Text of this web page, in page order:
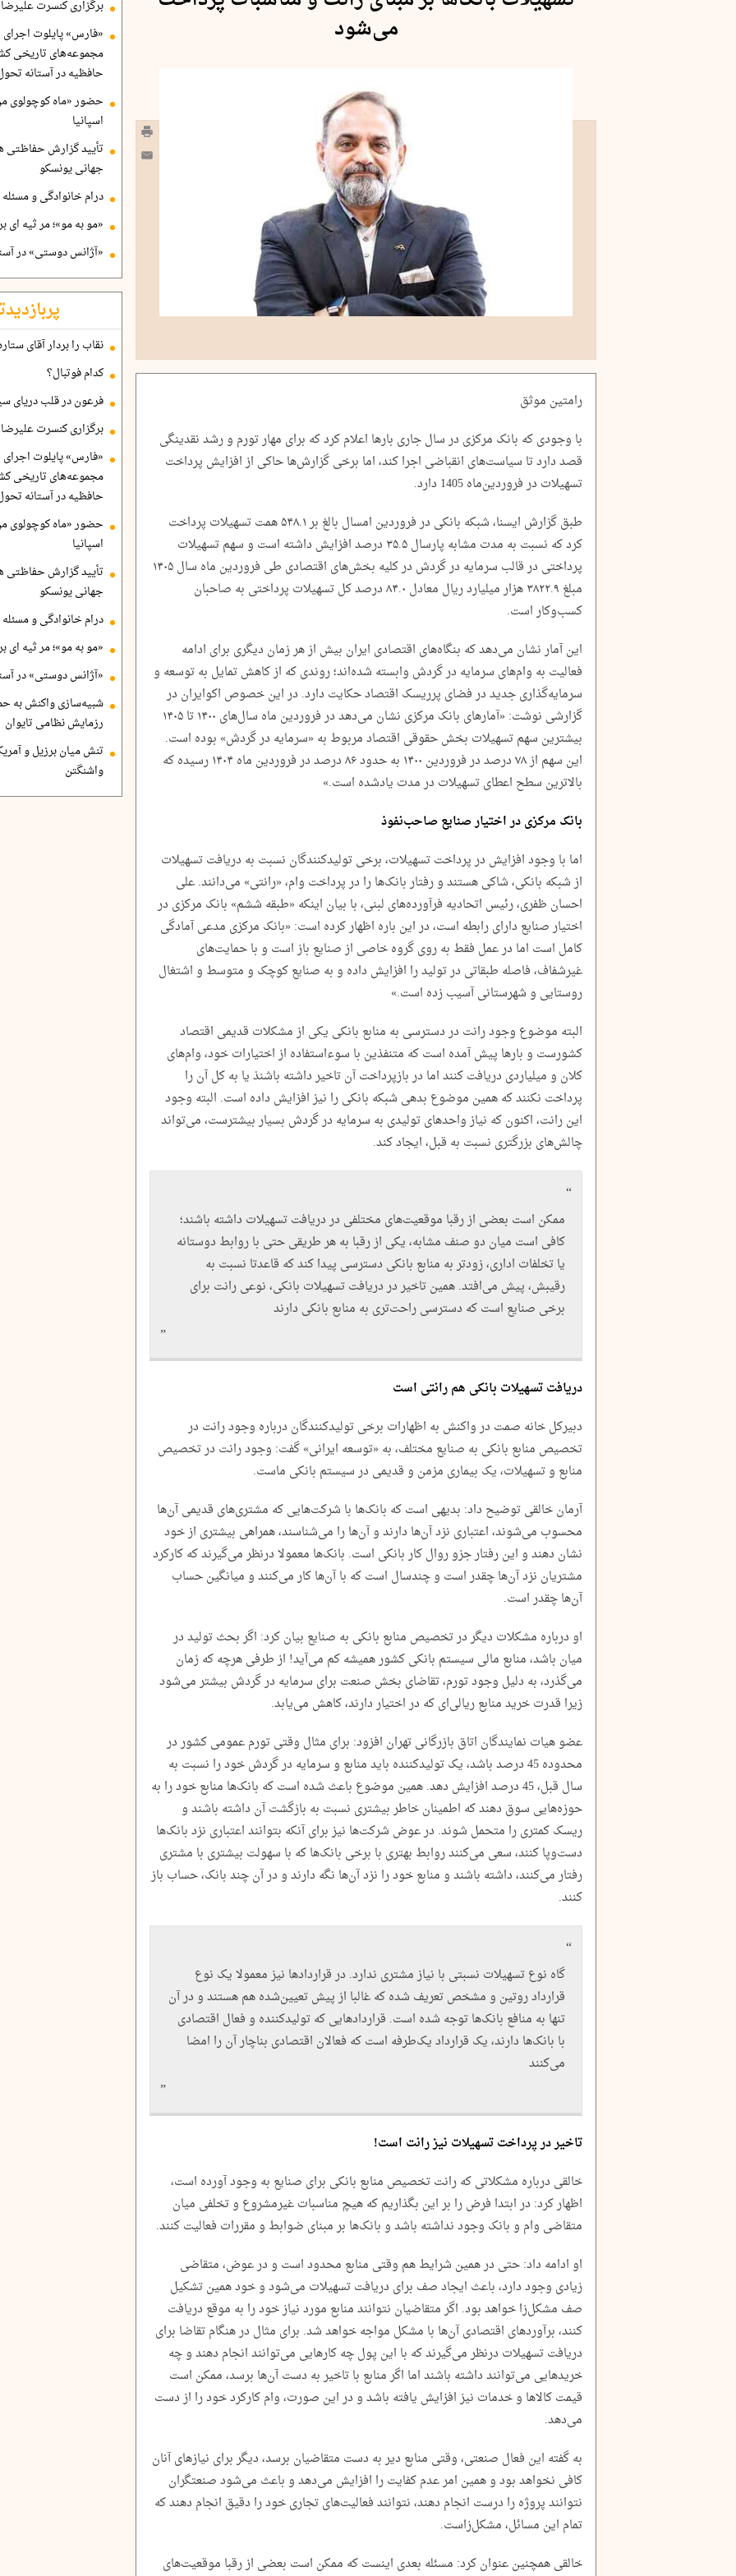
می‌شود
رامتین موثق
با وجودی که بانک مرکزی در سال جاری بارها اعلام کرد که برای مهار تورم و رشد نقدینگی
قصد دارد تا سیاست‌های انقباضی اجرا کند، اما برخی گزارش‌ها حاکی از افزایش پرداخت
تسهیلات در فروردین‌ماه 1405 دارد.
طبق گزارش ایسنا، شبکه بانکی در فروردین امسال بالغ بر ۵۴۸.۱ همت تسهیلات پرداخت
کرد که نسبت به مدت مشابه پارسال ۳۵.۵ درصد افزایش داشته است و سهم تسهیلات
پرداختی در قالب سرمایه در گردش در کلیه بخش‌های اقتصادی طی فروردین ماه سال ۱۴۰۵
مبلغ ۳۸۲۲.۹ هزار میلیارد ریال معادل ۸۴.۰ درصد کل تسهیلات پرداختی به صاحبان
کسب‌وکار است.
این آمار نشان می‌دهد که بنگاه‌های اقتصادی ایران بیش از هر زمان دیگری برای ادامه
فعالیت به وام‌های سرمایه در گردش وابسته شده‌اند؛ روندی که از کاهش تمایل به توسعه و
سرمایه‌گذاری جدید در فضای پرریسک اقتصاد حکایت دارد. در این خصوص اکوایران در
گزارشی نوشت: «آمارهای بانک مرکزی نشان می‌دهد در فروردین ماه سال‌های ۱۴۰۰ تا ۱۴۰۵
بیشترین سهم تسهیلات بخش حقوقی اقتصاد مربوط به «سرمایه در گردش» بوده است.
این سهم از ۷۸ درصد در فروردین ۱۴۰۰ به حدود ۸۶ درصد در فروردین ماه ۱۴۰۴ رسیده که
بالاترین سطح اعطای تسهیلات در مدت یادشده است.»
بانک مرکزی در اختیار صنایع صاحب‌نفوذ
اما با وجود افزایش در پرداخت تسهیلات، برخی تولیدکنندگان نسبت به دریافت تسهیلات
از شبکه بانکی، شاکی هستند و رفتار بانک‌ها را در پرداخت وام، «رانتی» می‌دانند. علی
احسان ظفری، رئیس اتحادیه فرآورده‌های لبنی، با بیان اینکه «طبقه ششم» بانک مرکزی در
اختیار صنایع دارای رابطه است، در این باره اظهار کرده است: «بانک مرکزی مدعی آمادگی
کامل است اما در عمل فقط به روی گروه خاصی از صنایع باز است و با حمایت‌های
غیرشفاف، فاصله طبقاتی در تولید را افزایش داده و به صنایع کوچک و متوسط و اشتغال
روستایی و شهرستانی آسیب زده است.»
البته موضوع وجود رانت در دسترسی به منابع بانکی یکی از مشکلات قدیمی اقتصاد
کشورست و بارها پیش آمده است که متنفذین با سوءاستفاده از اختیارات خود، وام‌های
کلان و میلیاردی دریافت کنند اما در بازپرداخت آن تاخیر داشته باشنذ یا به کل آن را
پرداخت نکنند که همین موضوع بدهی شبکه بانکی را نیز افزایش داده است. البته وجود
این رانت، اکنون که نیاز واحدهای تولیدی به سرمایه در گردش بسیار بیشترست، می‌تواند
چالش‌های بزرگتری نسبت به قبل، ایجاد کند.
ممکن است بعضی از رقبا موقعیت‌های مختلفی در دریافت تسهیلات داشته باشند؛
کافی است میان دو صنف مشابه، یکی از رقبا به هر طریقی حتی با روابط دوستانه
یا تخلفات اداری، زودتر به منابع بانکی دسترسی پیدا کند که قاعدتا نسبت به
رقیبش، پیش می‌افتد. همین تاخیر در دریافت تسهیلات بانکی، نوعی رانت برای
برخی صنایع است که دسترسی راحت‌تری به منابع بانکی دارند
دریافت تسهیلات بانکی هم رانتی است
دبیرکل خانه صمت در واکنش به اظهارات برخی تولیدکنندگان درباره وجود رانت در
تخصیص منابع بانکی به صنایع مختلف، به «توسعه ایرانی» گفت: وجود رانت در تخصیص
منابع و تسهیلات، یک بیماری مزمن و قدیمی در سیستم بانکی ماست.
آرمان خالقی توضیح داد: بدیهی است که بانک‌ها با شرکت‌هایی که مشتری‌های قدیمی آن‌ها
محسوب می‌شوند، اعتباری نزد آن‌ها دارند و آن‌ها را می‌شناسند، همراهی بیشتری از خود
نشان دهند و این رفتار جزو روال کار بانکی است. بانک‌ها معمولا درنظر می‌گیرند که کارکرد
مشتریان نزد آن‌ها چقدر است و چندسال است که با آن‌ها کار می‌کنند و میانگین حساب
آن‌ها چقدر است.
او درباره مشکلات دیگر در تخصیص منابع بانکی به صنایع بیان کرد: اگر بحث تولید در
میان باشد، منابع مالی سیستم بانکی کشور همیشه کم می‌آید! از طرفی هرچه که زمان
می‌گذرد، به دلیل وجود تورم، تقاضای بخش صنعت برای سرمایه در گردش بیشتر می‌شود
زیرا قدرت خرید منابع ریالی‌ای که در اختیار دارند، کاهش می‌یابد.
عضو هیات نمایندگان اتاق بازرگانی تهران افزود: برای مثال وقتی تورم عمومی کشور در
محدوده 45 درصد باشد، یک تولیدکننده باید منابع و سرمایه در گردش خود را نسبت به
سال قبل، 45 درصد افزایش دهد. همین موضوع باعث شده است که بانک‌ها منابع خود را به
حوزه‌هایی سوق دهند که اطمینان خاطر بیشتری نسبت به بازگشت آن داشته باشند و
ریسک کمتری را متحمل شوند. در عوض شرکت‌ها نیز برای آنکه بتوانند اعتباری نزد بانک‌ها
دست‌وپا کنند، سعی می‌کنند روابط بهتری با برخی بانک‌ها که با سهولت بیشتری با مشتری
رفتار می‌کنند، داشته باشند و منابع خود را نزد آن‌ها نگه دارند و در آن چند بانک، حساب باز
کنند.
گاه نوع تسهیلات نسبتی با نیاز مشتری ندارد. در قراردادها نیز معمولا یک نوع
قرارداد روتین و مشخص تعریف شده که غالبا از پیش تعیین‌شده هم هستند و در آن
تنها به منافع بانک‌ها توجه شده است. قراردادهایی که تولیدکننده و فعال اقتصادی
با بانک‌ها دارند، یک قرارداد یک‌طرفه است که فعالان اقتصادی بناچار آن را امضا
می‌کنند
تاخیر در پرداخت تسهیلات نیز رانت است!
خالقی درباره مشکلاتی که رانت تخصیص منابع بانکی برای صنایع به وجود آورده است،
اظهار کرد: در ابتدا فرض را بر این بگذاریم که هیچ مناسبات غیرمشروع و تخلفی میان
متقاضی وام و بانک وجود نداشته باشد و بانک‌ها بر مبنای ضوابط و مقررات فعالیت کنند.
او ادامه داد: حتی در همین شرایط هم وقتی منابع محدود است و در عوض، متقاضی
زیادی وجود دارد، باعث ایجاد صف برای دریافت تسهیلات می‌شود و خود همین تشکیل
صف مشکل‌زا خواهد بود. اگر متقاضیان نتوانند منابع مورد نیاز خود را به موقع دریافت
کنند، برآوردهای اقتصادی آن‌ها با مشکل مواجه خواهد شد. برای مثال در هنگام تقاضا برای
دریافت تسهیلات درنظر می‌گیرند که با این پول چه کارهایی می‌توانند انجام دهند و چه
خریدهایی می‌توانند داشته باشند اما اگر منابع با تاخیر به دست آن‌ها برسد، ممکن است
قیمت کالاها و خدمات نیز افزایش یافته باشد و در این صورت، وام کارکرد خود را از دست
می‌دهد.
به گفته این فعال صنعتی، وقتی منابع دیر به دست متقاضیان برسد، دیگر برای نیازهای آنان
کافی نخواهد بود و همین امر عدم کفایت را افزایش می‌دهد و باعث می‌شود صنعتگران
نتوانند پروژه را درست انجام دهند، نتوانند فعالیت‌های تجاری خود را دقیق انجام دهند که
تمام این مسائل، مشکل‌زاست.
خالقی همچنین عنوان کرد: مسئله بعدی اینست که ممکن است بعضی از رقبا موقعیت‌های
برگزاری کنسرت
«فارس» پایلوت اجرای
مجموعه‌های تاریخی
حافظیه در آستانه
حضور «ماه کوچولوی
اسپانیا
تأیید گزارش حفاظتی
جهانی یونسکو
درام خانوادگی و
«مو به مو»؛ مر ثیه
«آژانس دوستی» در
نقاب را بردار آقای
کدام فوتبال؟
فرعون در قلب دریای
برگزاری کنسرت
«فارس» پایلوت اجرای
مجموعه‌های تاریخی
حافظیه در آستانه
حضور «ماه کوچولوی
اسپانیا
تأیید گزارش حفاظتی
جهانی یونسکو
درام خانوادگی و
«مو به مو»؛ مر ثیه
«آژانس دوستی» در
شبیه‌سازی واکنش به
رزمایش نظامی تایوان
تنش میان برزیل و
واشنگتن